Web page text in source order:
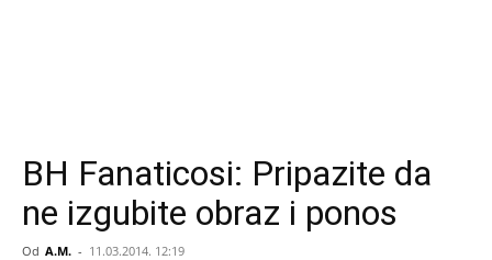
BH Fanaticosi: Pripazite da
ne izgubite obraz i ponos
Od A.M. - 11.03.2014. 12:19